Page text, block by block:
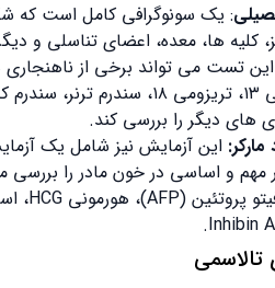
سونوگرافی کامل است که شکل و
ها، معده، اعضای تناسلی و دیگر اندام
می تواند برخی از ناهنجاری های
ساختاری مثل تریزومی ۱۳، تریزومی ۱۸، سندرم ترنر، سندرم کلاین
را بررسی کند.
آزمایش نیز شامل یک آزمایش
مهم و اساسی در خون مادر را بررسی میکند؛
یعنی فاکتورهای آلفا-فیتو پروتئین (AFP)، هورمونی HCG، استریول